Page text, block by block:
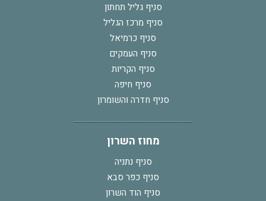
סניף גליל תחתון
סניף מרכז הגליל
סניף כרמיאל
סניף העמקים
סניף הקריות
סניף חיפה
סניף חדרה והשומרון
מחוז השרון
סניף נתניה
סניף כפר סבא
סניף הוד השרון